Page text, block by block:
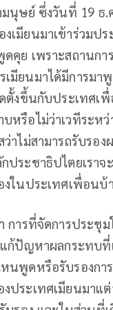
มนุษย์ ซึ่งวันที่ 19 ธ
เมียนมาเข้าร่วม
คุย เพราะสถานก
มียนมาได้มีการมา
ตั้งขึ้นกับประเทศเ
รือไม่ว่าเวทีระห
าไม่สามารถรับรอ
ระชาธิปไตยเรา
งในประเทศเพื่อน
การที่จัดการประชุ
แก้ปัญหาผลกระทบ
นพูดหรือรับรองกา
ประเทศเมียนมาแ